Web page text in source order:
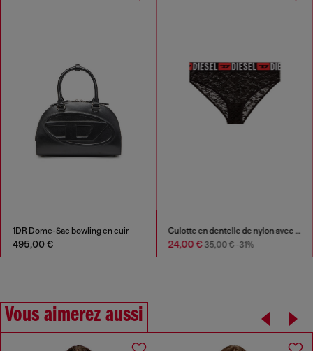
1DR Dome-Sac bowling en cuir
495,00 €
Culotte en dentelle de nylon avec logo Diesel
24,00 €35,00 €-31%
Vous aimerez aussi